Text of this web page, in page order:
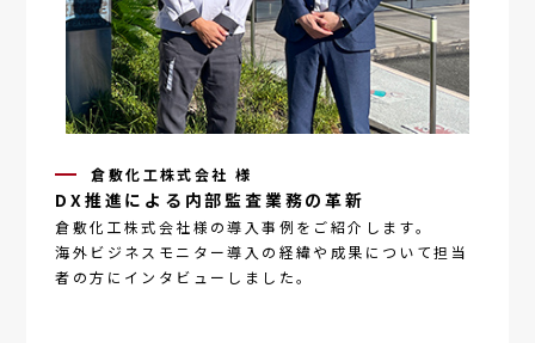
倉敷化工株式会社 様
DX推進による内部監査業務の革新
倉敷化工株式会社様の導入事例をご紹介します。
海外ビジネスモニター導入の経緯や成果について担当
者の方にインタビューしました。